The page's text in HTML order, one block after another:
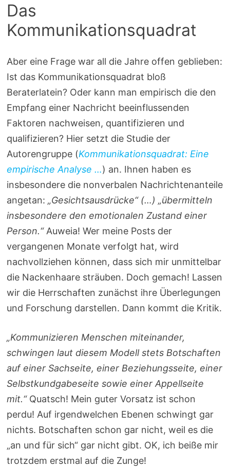
Das
Kommunikationsquadrat
Aber eine Frage war all die Jahre offen geblieben:
Ist das Kommunikationsquadrat bloß
Beraterlatein? Oder kann man empirisch die den
Empfang einer Nachricht beeinflussenden
Faktoren nachweisen, quantifizieren und
qualifizieren? Hier setzt die Studie der
Autorengruppe (Kommunikationsquadrat: Eine
empirische Analyse …) an. Ihnen haben es
insbesondere die nonverbalen Nachrichtenanteile
angetan:„Gesichtsausdrücke“ (…) „übermitteln
insbesondere den emotionalen Zustand einer
Person.“Auweia! Wer meine Posts der
vergangenen Monate verfolgt hat, wird
nachvollziehen können, dass sich mir unmittelbar
die Nackenhaare sträuben. Doch gemach! Lassen
wir die Herrschaften zunächst ihre Überlegungen
und Forschung darstellen. Dann kommt die Kritik.
„Kommunizieren Menschen miteinander,
schwingen laut diesem Modell stets Botschaften
auf einer Sachseite, einer Beziehungsseite, einer
Selbstkundgabeseite sowie einer Appellseite
mit.“ Quatsch! Mein guter Vorsatz ist schon
perdu! Auf irgendwelchen Ebenen schwingt gar
nichts. Botschaften schon gar nicht, weil es die
„an und für sich“ gar nicht gibt. OK, ich beiße mir
trotzdem erstmal auf die Zunge!